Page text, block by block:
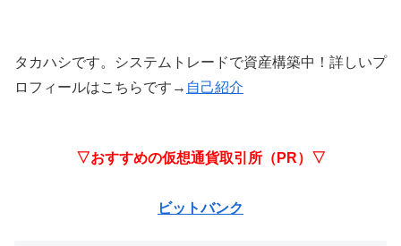
タカハシです。システムトレードで資産構築中！詳しいプ
ロフィールはこちらです→ 自己紹介
▽おすすめの仮想通貨取引所（PR）▽
ビットバンク